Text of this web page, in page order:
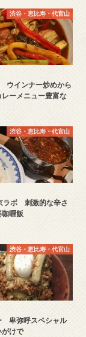
渋谷・恵比寿・代官山
ウインナー炒めから
ーメニュー豊富な
渋谷・恵比寿・代官山
ラボ 刺激的な辛さ
咖喱飯
渋谷・恵比寿・代官山
卑弥呼スペシャル
がけで